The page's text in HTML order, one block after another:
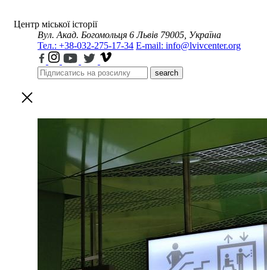
Центр міської історії
Вул. Акад. Богомольця 6 Львів 79005, Україна
Тел.: +38-032-275-17-34 E-mail: info@lvivcenter.org
search